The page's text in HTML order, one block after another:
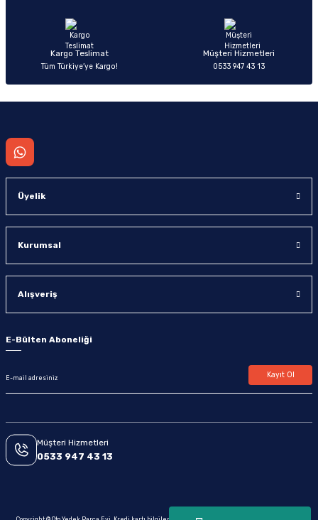
Kargo Teslimat
Tüm Türkiye’ye Kargo!
Müşteri Hizmetleri
0533 947 43 13
Üyelik
Kurumsal
Alışveriş
E-Bülten Aboneliği
Kayıt Ol
Müşteri Hizmetleri
0533 947 43 13